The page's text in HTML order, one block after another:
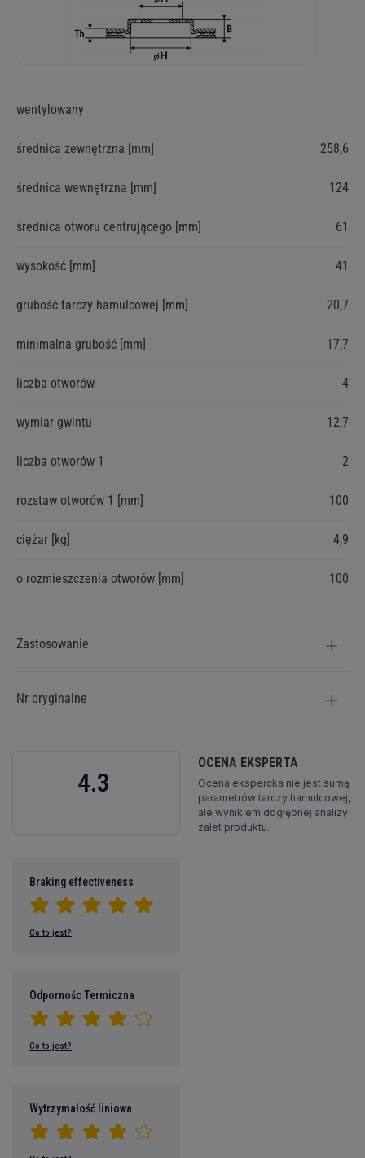
informacji
wentylowany
średnica zewnętrzna [mm] 258,6
średnica wewnętrzna [mm] 124
średnica otworu centrującego [mm] 61
wysokość [mm] 41
grubość tarczy hamulcowej [mm] 20,7
minimalna grubość [mm] 17,7
liczba otworów 4
wymiar gwintu 12,7
liczba otworów 1 2
rozstaw otworów 1 [mm] 100
ciężar [kg] 4,9
o rozmieszczenia otworów [mm] 100
Zastosowanie
Nr oryginalne
4.3
OCENA EKSPERTA
Ocena ekspercka nie jest sumą
parametrów tarczy hamulcowej,
ale wynikiem dogłębnej analizy
zalet produktu.
Braking effectiveness
Co to jest?
Odpornośc Termiczna
Co to jest?
Wytrzymałość liniowa